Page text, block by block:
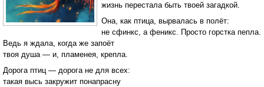
жизнь перестала быть твоей загадкой.
Она, как птица, вырвалась в полёт:
не сфинкс, а феникс. Просто горстка пепла.
Ведь я ждала, когда же запоёт
твоя душа — и, пламенея, крепла.
Дорога птиц — дорога не для всех:
такая высь закружит понапрасну